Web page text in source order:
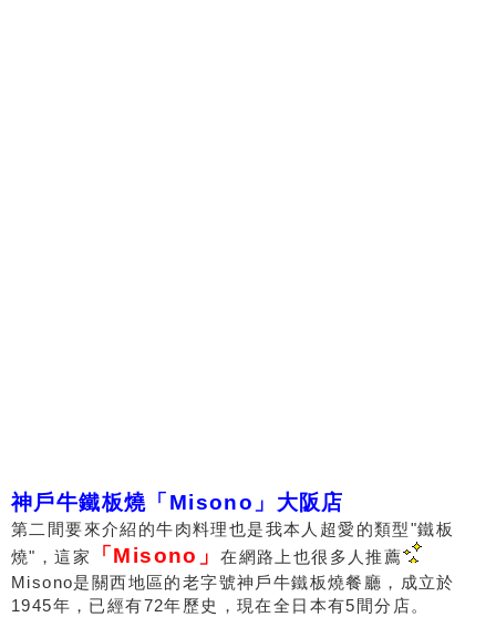
神戶牛鐵板燒「Misono」大阪店
第二間要來介紹的牛肉料理也是我本人超愛的類型"鐵板
燒"，這家
「Misono」在網路上也很多人推薦
Misono是關西地區的老字號神戶牛鐵板燒餐廳，成立於
1945年，已經有72年歷史，現在全日本有5間分店。